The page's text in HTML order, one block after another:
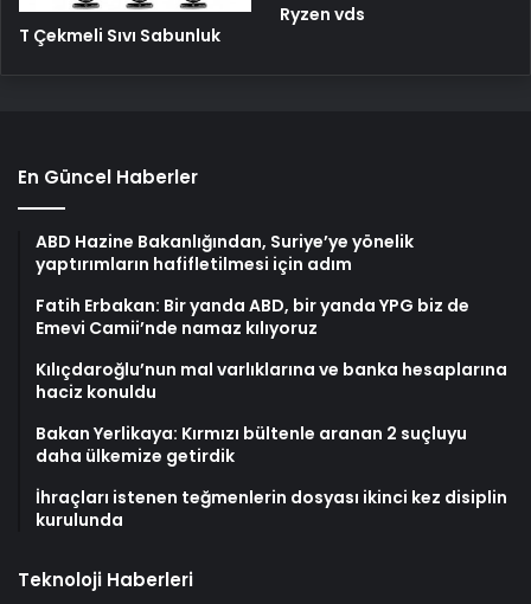
T Çekmeli Sıvı Sabunluk
Ryzen vds
En Güncel Haberler
ABD Hazine Bakanlığından, Suriye’ye yönelik
yaptırımların hafifletilmesi için adım
Fatih Erbakan: Bir yanda ABD, bir yanda YPG biz de
Emevi Camii’nde namaz kılıyoruz
Kılıçdaroğlu’nun mal varlıklarına ve banka hesaplarına
haciz konuldu
Bakan Yerlikaya: Kırmızı bültenle aranan 2 suçluyu
daha ülkemize getirdik
İhraçları istenen teğmenlerin dosyası ikinci kez disiplin
kurulunda
Teknoloji Haberleri